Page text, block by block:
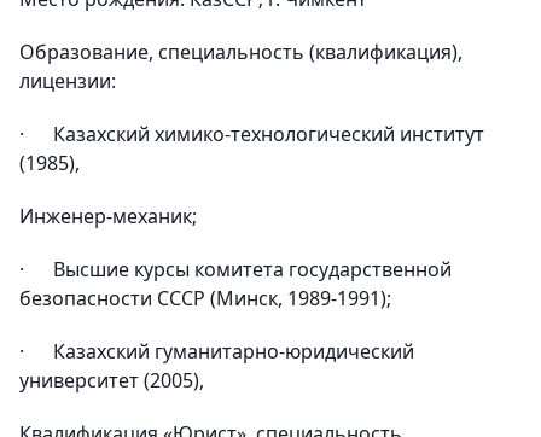
Образование, специальность (квалификация),
лицензии:
· Казахский химико-технологический институт
(1985),
Инженер-механик;
· Высшие курсы комитета государственной
безопасности СССР (Минск, 1989-1991);
· Казахский гуманитарно-юридический
университет (2005),